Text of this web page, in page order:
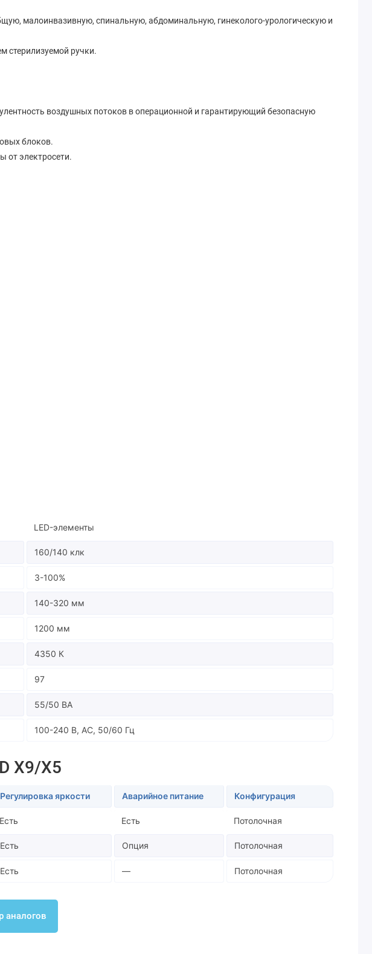
малоинвазивную, спинальную, абдоминальную, гинеколого-урологическую и
стерилизуемой ручки.
воздушных потоков в операционной и гарантирующий безопасную
блоков.
от электросети.
LED-элементы
160/140 клк
3-100%
140-320 мм
1200 мм
4350 К
97
55/50 ВА
100-240 В, AC, 50/60 Гц
X9/X5
Регулировка яркости Аварийное питание Конфигурация
Есть Есть Потолочная
Есть Опция Потолочная
Есть — Потолочная
аналогов